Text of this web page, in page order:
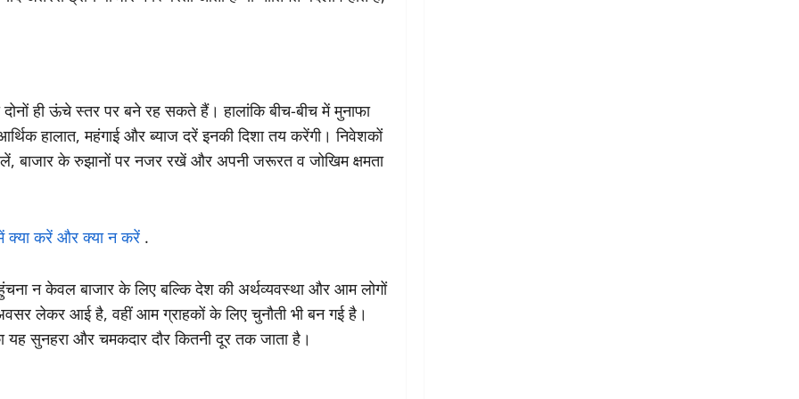
दोनों ही ऊंचे स्तर पर बने रह सकते हैं। हालांकि बीच-बीच में मुनाफा
हालात, महंगाई और ब्याज दरें इनकी दिशा तय करेंगी। निवेशकों
बाजार के रुझानों पर नजर रखें और अपनी जरूरत व जोखिम क्षमता
क्या करें और क्या न करें .
न केवल बाजार के लिए बल्कि देश की अर्थव्यवस्था और आम लोगों
लेकर आई है, वहीं आम ग्राहकों के लिए चुनौती भी बन गई है।
सुनहरा और चमकदार दौर कितनी दूर तक जाता है।